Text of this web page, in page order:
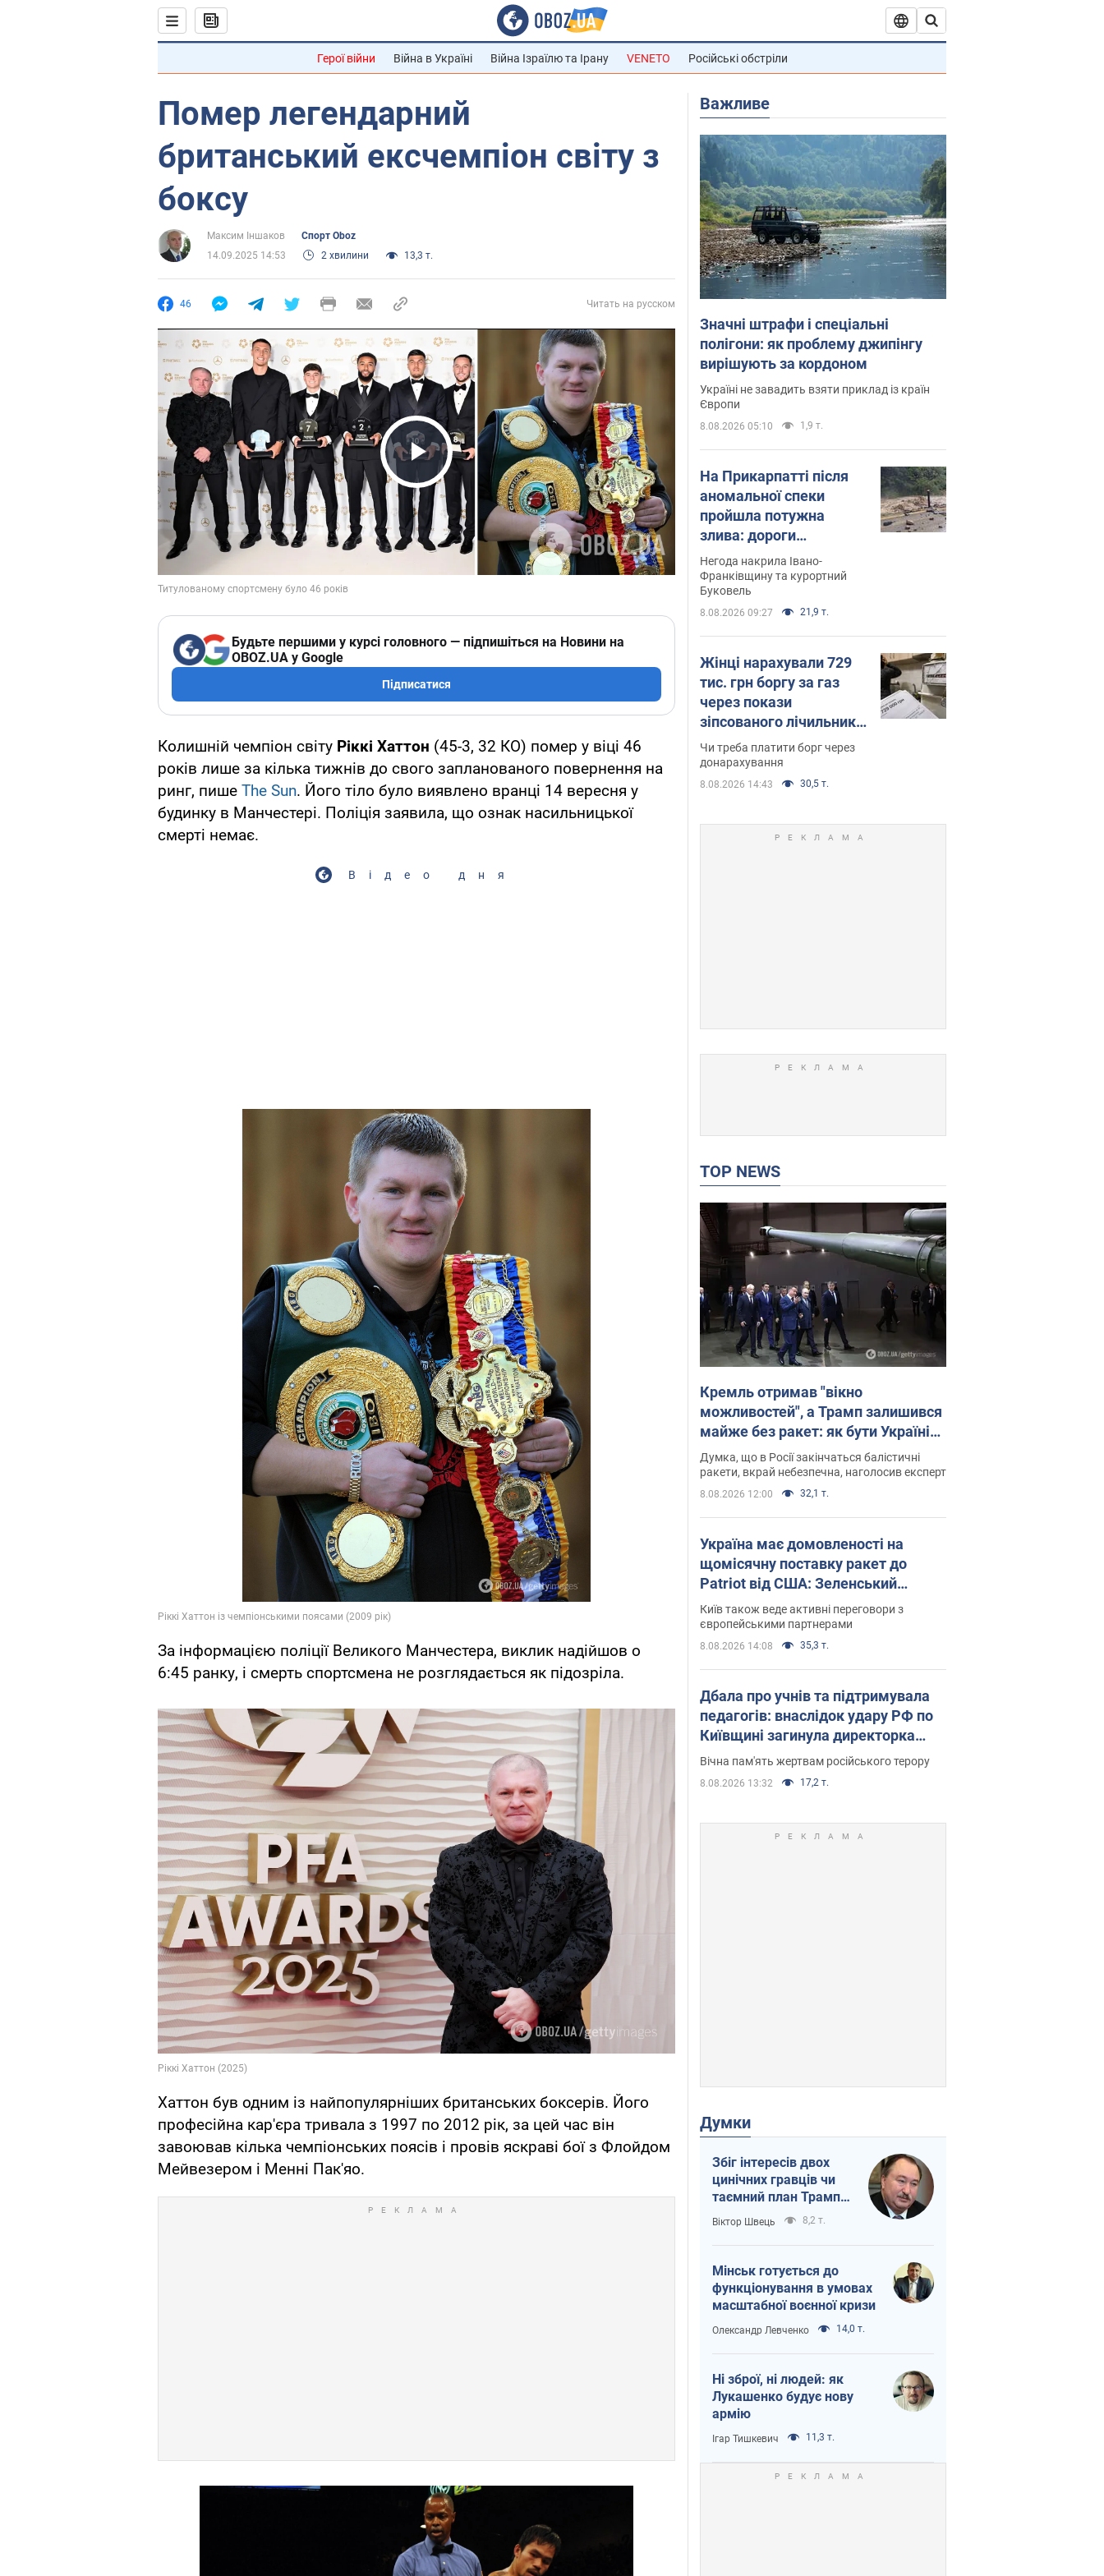
Герої війни Війна в Україні Війна Ізраїлю та Ірану VENETO Російські обстріли
Помер легендарний
британський ексчемпіон світу з
боксу
Максим Іншаков
Спорт Oboz
14.09.2025 14:53
2 хвилини 13,3 т.
46 Читать на русском
Play Video
Будьте першими у курсі головного — підпишіться на Новини на
OBOZ.UA у Google
Підписатися
Колишній чемпіон світу Ріккі Хаттон (45-3, 32 КО) помер у віці 46
років лише за кілька тижнів до свого запланованого повернення на
ринг, пише The Sun. Його тіло було виявлено вранці 14 вересня у
будинку в Манчестері. Поліція заявила, що ознак насильницької
смерті немає.
Відео дня
За інформацією поліції Великого Манчестера, виклик надійшов о
6:45 ранку, і смерть спортсмена не розглядається як підозріла.
Хаттон був одним із найпопулярніших британських боксерів. Його
професійна кар'єра тривала з 1997 по 2012 рік, за цей час він
завоював кілька чемпіонських поясів і провів яскраві бої з Флойдом
Мейвезером і Менні Пак'яо.
Важливе
Значні штрафи і спеціальні
полігони: як проблему джипінгу
вирішують за кордоном
Україні не завадить взяти приклад із країн
Європи
8.08.2026 05:10 1,9 т.
На Прикарпатті після
аномальної спеки
пройшла потужна
злива: дороги
перетворились на
річки. Відео
Негода накрила Івано-
Франківщину та курортний
Буковель
8.08.2026 09:27 21,9 т.
Жінці нарахували 729
тис. грн боргу за газ
через покази
зіпсованого лічильника:
суддя ухвалив
неочікуване рішення
Чи треба платити борг через
донарахування
8.08.2026 14:43 30,5 т.
TOP NEWS
Кремль отримав "вікно
можливостей", а Трамп залишився
майже без ракет: як бути Україні?
Інтерв’ю з Мельником
Думка, що в Росії закінчаться балістичні
ракети, вкрай небезпечна, наголосив експерт
8.08.2026 12:00 32,1 т.
Україна має домовленості на
щомісячну поставку ракет до
Patriot від США: Зеленський
розкрив подробиці
Київ також веде активні переговори з
європейськими партнерами
8.08.2026 14:08 35,3 т.
Дбала про учнів та підтримувала
педагогів: внаслідок удару РФ по
Київщині загинула директорка
київського ліцею, її чоловік та онук
Вічна пам'ять жертвам російського терору
8.08.2026 13:32 17,2 т.
Думки
Збіг інтересів двох
цинічних гравців чи
таємний план Трампа
і Путіна?
Віктор Швець 8,2 т.
Мінськ готується до
функціонування в умовах
масштабної воєнної кризи
Олександр Левченко 14,0 т.
Ні зброї, ні людей: як
Лукашенко будує нову
армію
Ігар Тишкевич 11,3 т.